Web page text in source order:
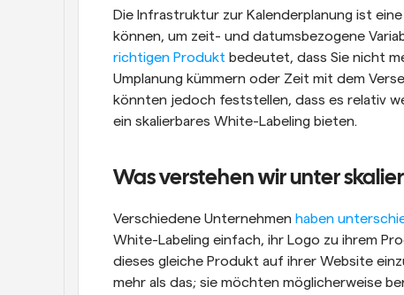
Die Infrastruktur zur Kalenderplanung ist
können, um zeit- und datumsbezogene
richtigen Produkt bedeutet, dass Sie nicht
Umplanung kümmern oder Zeit mit dem
könnten jedoch feststellen, dass es relativ
ein skalierbares White-Labeling bieten.
Was verstehen wir unter
Verschiedene Unternehmen haben
White-Labeling einfach, ihr Logo zu ihrem
dieses gleiche Produkt auf ihrer Website
mehr als das; sie möchten möglicherweise